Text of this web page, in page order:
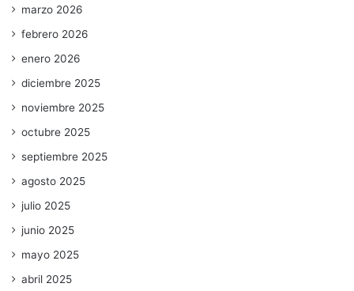
marzo 2026
febrero 2026
enero 2026
diciembre 2025
noviembre 2025
octubre 2025
septiembre 2025
agosto 2025
julio 2025
junio 2025
mayo 2025
abril 2025